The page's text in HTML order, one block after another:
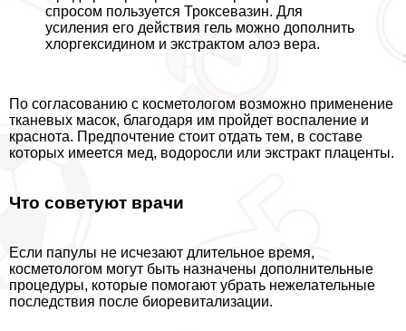
спросом пользуется Троксевазин. Для
усиления его действия гель можно дополнить
хлоргексидином и экстpaктом алоэ вера.
По согласованию с косметологом возможно применение
тканевых масок, благодаря им пройдет воспаление и
краснота. Предпочтение стоит отдать тем, в составе
которых имеется мед, водоросли или экстpaкт плаценты.
Что советуют врачи
Если папулы не исчезают длительное время,
косметологом могут быть назначены дополнительные
процедуры, которые помогают убрать нежелательные
последствия после биоревитализации.